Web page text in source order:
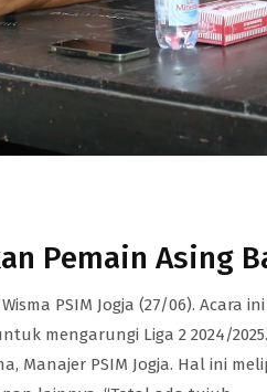
Pemain Asing
PSIM Jogja (27/06). Acara
mengarungi Liga 2 2024/
Manajer PSIM Jogja. Hal ini